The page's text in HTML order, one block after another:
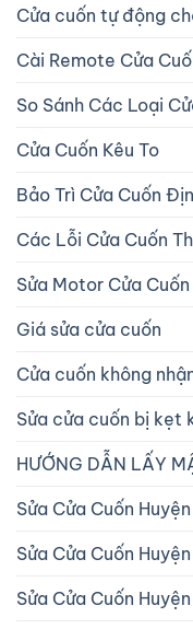
Cửa cuốn tự động
Cài Remote Cửa
So Sánh Các Loại
Cửa Cuốn Kêu To
Bảo Trì Cửa Cuốn
Các Lỗi Cửa Cuốn
Sửa Motor Cửa Cuốn
Giá sửa cửa cuốn
Cửa cuốn không
Sửa cửa cuốn bị kẹt
HƯỚNG DẪN LẤY
Sửa Cửa Cuốn
Sửa Cửa Cuốn
Sửa Cửa Cuốn